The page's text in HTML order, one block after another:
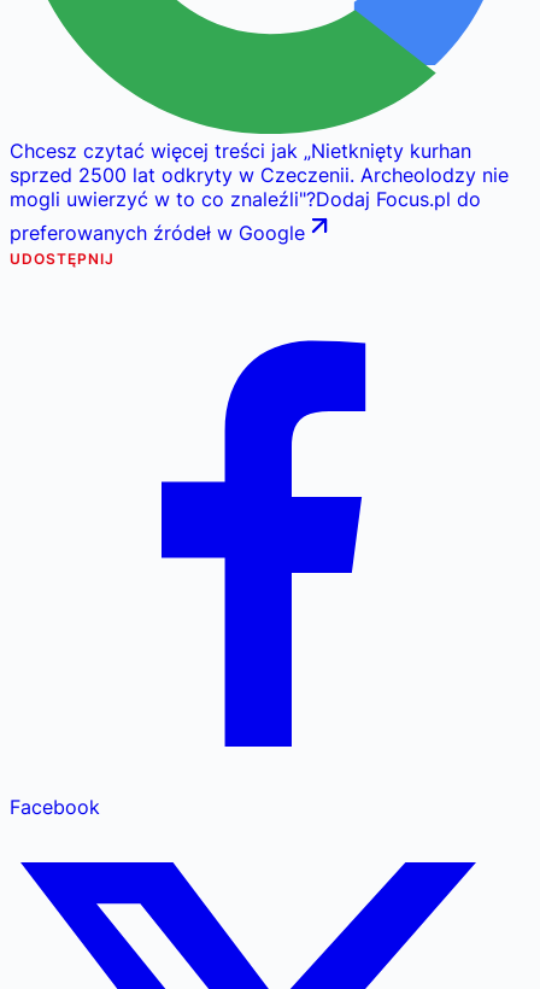
Chcesz czytać więcej treści jak „Nietknięty kurhan
sprzed 2500 lat odkryty w Czeczenii. Archeolodzy nie
mogli uwierzyć w to co znaleźli"?Dodaj Focus.pl do
preferowanych źródeł w Google
UDOSTĘPNIJ
Facebook